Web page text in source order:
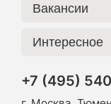
Вакансии
Интересное
+7 (495)